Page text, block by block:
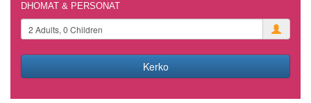
DHOMAT & PERSONAT
Kerko